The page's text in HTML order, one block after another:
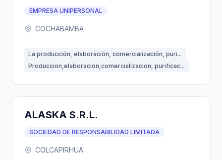
EMPRESA UNIPERSONAL
COCHABAMBA
La producción, elaboración, comercialización, puri...
Produccion,elaboracion,comercializacion, purificac...
ALASKA S.R.L.
SOCIEDAD DE RESPONSABILIDAD LIMITADA
COLCAPIRHUA